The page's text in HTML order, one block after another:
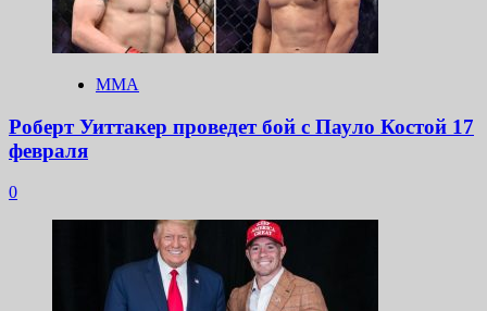
ММА
Роберт Уиттакер проведет бой с Пауло Костой 17
февраля
0